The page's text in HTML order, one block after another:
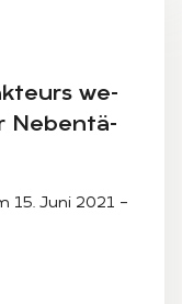
we­
Ne­ben­tä­
Juni 2021 –